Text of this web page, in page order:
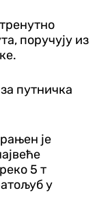
поручују из
путничка
је
5 т
у